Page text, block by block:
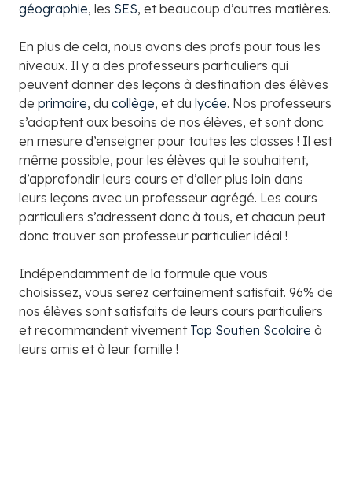
géographie, les SES, et beaucoup d’autres matières.
En plus de cela, nous avons des profs pour tous les
niveaux. Il y a des professeurs particuliers qui
peuvent donner des leçons à destination des élèves
de primaire, du collège, et du lycée. Nos professeurs
s’adaptent aux besoins de nos élèves, et sont donc
en mesure d’enseigner pour toutes les classes ! Il est
même possible, pour les élèves qui le souhaitent,
d’approfondir leurs cours et d’aller plus loin dans
leurs leçons avec un professeur agrégé. Les cours
particuliers s’adressent donc à tous, et chacun peut
donc trouver son professeur particulier idéal !
Indépendamment de la formule que vous
choisissez, vous serez certainement satisfait. 96% de
nos élèves sont satisfaits de leurs cours particuliers
et recommandent vivement Top Soutien Scolaire à
leurs amis et à leur famille !